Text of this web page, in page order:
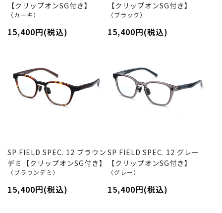
【クリップオンSG付き】
（カーキ）
15,400円(税込)
【クリップオンSG付き】
（ブラック）
15,400円(税込)
SP FIELD SPEC. 12 ブラウン
デミ【クリップオンSG付き】
（ブラウンデミ）
15,400円(税込)
SP FIELD SPEC. 12 グレー
【クリップオンSG付き】
（グレー）
15,400円(税込)